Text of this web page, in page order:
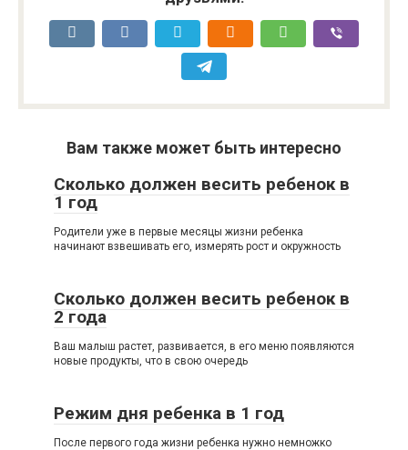
Вам также может быть интересно
Сколько должен весить ребенок в
1 год
Родители уже в первые месяцы жизни ребенка
начинают взвешивать его, измерять рост и окружность
Сколько должен весить ребенок в
2 года
Ваш малыш растет, развивается, в его меню появляются
новые продукты, что в свою очередь
Режим дня ребенка в 1 год
После первого года жизни ребенка нужно немножко